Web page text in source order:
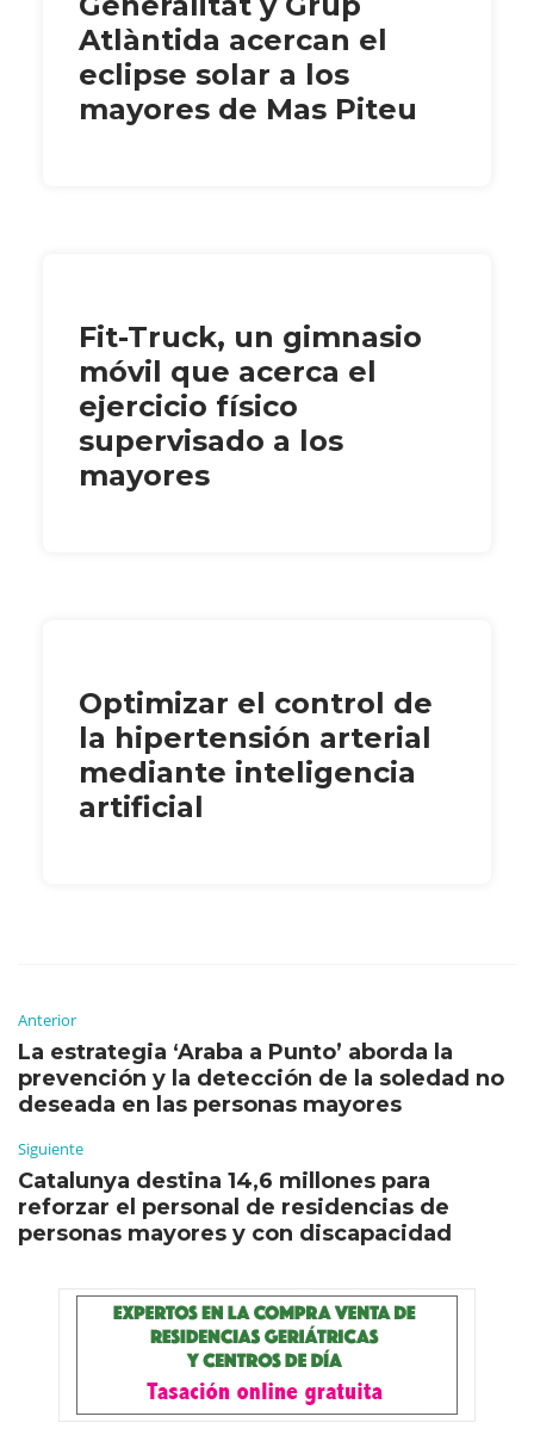
Atlàntida acercan el
eclipse solar a los
mayores de Mas Piteu
Fit-Truck, un gimnasio
móvil que acerca el
ejercicio físico
supervisado a los
mayores
Optimizar el control de
la hipertensión arterial
mediante inteligencia
artificial
Anterior
La estrategia ‘Araba a Punto’ aborda la
prevención y la detección de la soledad no
deseada en las personas mayores
Siguiente
Catalunya destina 14,6 millones para
reforzar el personal de residencias de
personas mayores y con discapacidad